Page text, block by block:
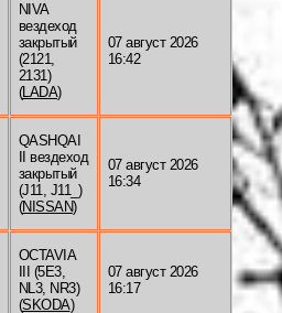
NIVA
вездеход
закрытый
(2121,
2131)
(LADA)
07 август 2026
16:42
QASHQAI
II вездеход
закрытый
(J11, J11_)
(NISSAN)
07 август 2026
16:34
OCTAVIA
III (5E3,
NL3, NR3)
(SKODA)
07 август 2026
16:17